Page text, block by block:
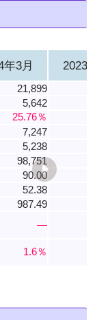
年3月 2023
21,899
5,642
25.76％
7,247
5,238
98,751
90.00
52.38
987.49
―
1.6％